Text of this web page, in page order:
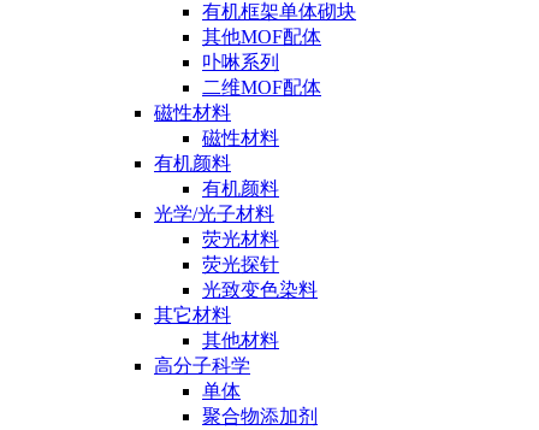
有机框架单体砌块
其他MOF配体
卟啉系列
二维MOF配体
磁性材料
磁性材料
有机颜料
有机颜料
光学/光子材料
荧光材料
荧光探针
光致变色染料
其它材料
其他材料
高分子科学
单体
聚合物添加剂